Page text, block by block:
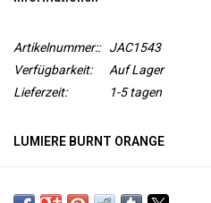
Artikelnummer::
JAC1543
Verfügbarkeit:
Auf Lager
Lieferzeit:
1-5 tagen
LUMIERE BURNT ORANGE
Wasserbasis mitMicapigment